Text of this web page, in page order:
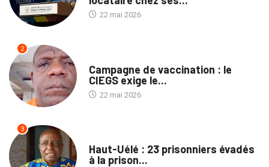
22 mai 2026
2
Campagne de vaccination : le
CIEGS exige le...
22 mai 2026
3
Haut-Uélé : 23 prisonniers évadés
à la prison...